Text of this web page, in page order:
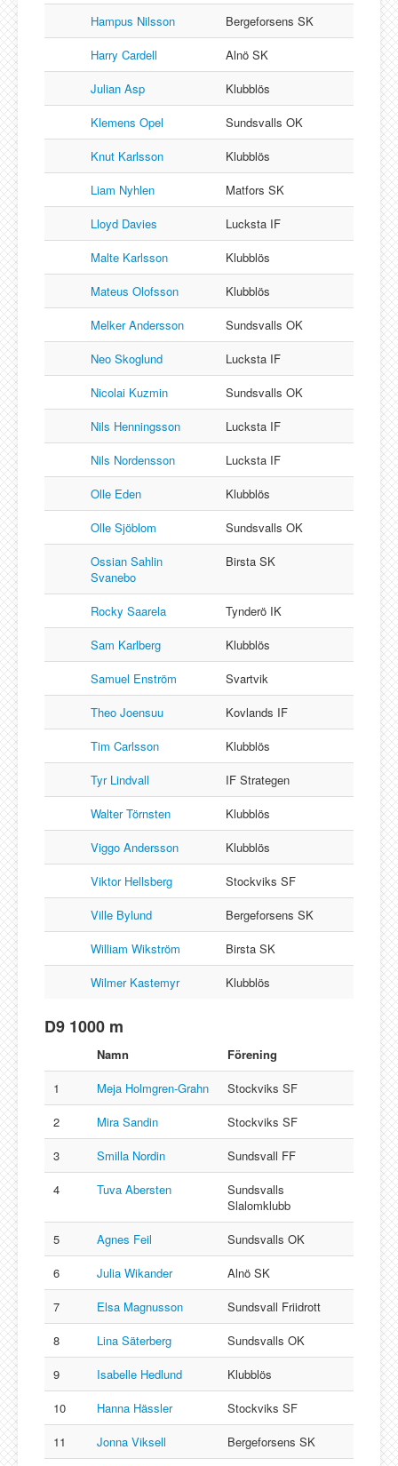
Hampus Nilsson
Bergeforsens SK
Harry Cardell
Alnö SK
Julian Asp
Klubblös
Klemens Opel
Sundsvalls OK
Knut Karlsson
Klubblös
Liam Nyhlen
Matfors SK
Lloyd Davies
Lucksta IF
Malte Karlsson
Klubblös
Mateus Olofsson
Klubblös
Melker Andersson
Sundsvalls OK
Neo Skoglund
Lucksta IF
Nicolai Kuzmin
Sundsvalls OK
Nils Henningsson
Lucksta IF
Nils Nordensson
Lucksta IF
Olle Eden
Klubblös
Olle Sjöblom
Sundsvalls OK
Ossian Sahlin
Svanebo
Birsta SK
Rocky Saarela
Tynderö IK
Sam Karlberg
Klubblös
Samuel Enström
Svartvik
Theo Joensuu
Kovlands IF
Tim Carlsson
Klubblös
Tyr Lindvall
IF Strategen
Walter Törnsten
Klubblös
Viggo Andersson
Klubblös
Viktor Hellsberg
Stockviks SF
Ville Bylund
Bergeforsens SK
William Wikström
Birsta SK
Wilmer Kastemyr
Klubblös
D9 1000 m
Namn
Förening
1
Meja Holmgren-Grahn
Stockviks SF
2
Mira Sandin
Stockviks SF
3
Smilla Nordin
Sundsvall FF
4
Tuva Abersten
Sundsvalls
Slalomklubb
5
Agnes Feil
Sundsvalls OK
6
Julia Wikander
Alnö SK
7
Elsa Magnusson
Sundsvall Friidrott
8
Lina Säterberg
Sundsvalls OK
9
Isabelle Hedlund
Klubblös
10
Hanna Hässler
Stockviks SF
11
Jonna Viksell
Bergeforsens SK